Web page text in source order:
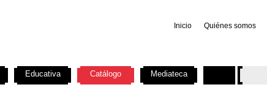
Inicio Quiénes somos
Educativa Catálogo Mediateca